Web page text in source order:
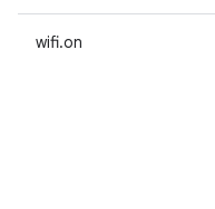
wifi.on